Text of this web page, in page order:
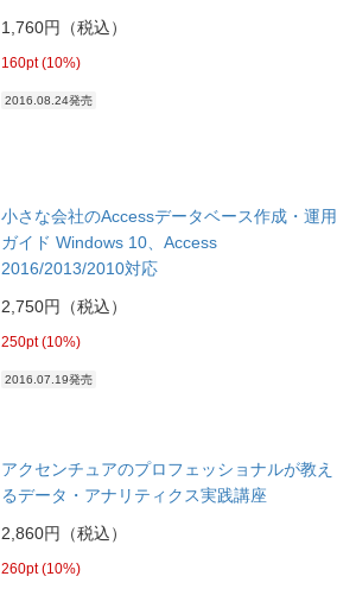
1,760円（税込）
160pt (10%)
2016.08.24発売
小さな会社のAccessデータベース作成・運用
ガイド Windows 10、Access
2016/2013/2010対応
2,750円（税込）
250pt (10%)
2016.07.19発売
アクセンチュアのプロフェッショナルが教え
るデータ・アナリティクス実践講座
2,860円（税込）
260pt (10%)